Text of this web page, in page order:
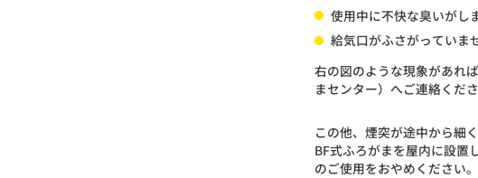
使用中に不快な臭いがし
給気口がふさがっていま
右の図のような現象があれ
まセンター）へご連絡くださ
この他、煙突が途中から細
BF式ふろがまを屋内に設置
のご使用をおやめください。